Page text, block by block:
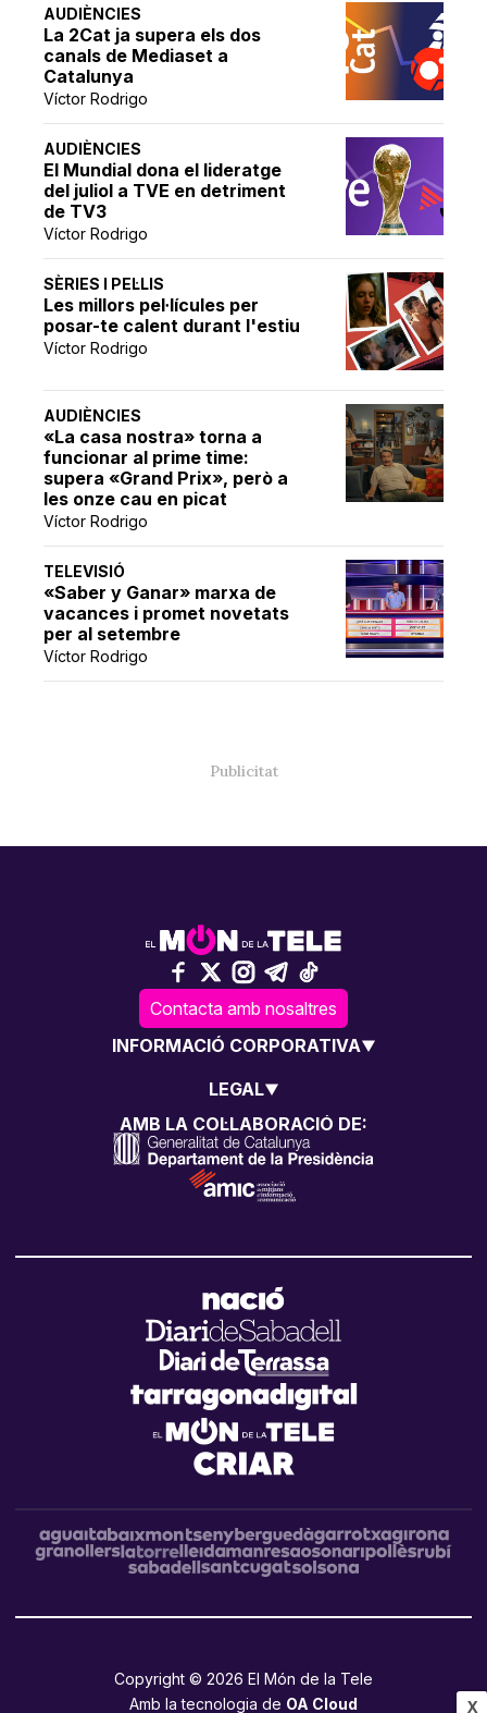
X
AUDIÈNCIES
La 2Cat ja supera els dos
canals de Mediaset a
Catalunya
Víctor Rodrigo
AUDIÈNCIES
El Mundial dona el lideratge
del juliol a TVE en detriment
de TV3
Víctor Rodrigo
SÈRIES I PEL·LIS
Les millors pel·lícules per
posar-te calent durant l'estiu
Víctor Rodrigo
AUDIÈNCIES
«La casa nostra» torna a
funcionar al prime time:
supera «Grand Prix», però a
les onze cau en picat
Víctor Rodrigo
TELEVISIÓ
«Saber y Ganar» marxa de
vacances i promet novetats
per al setembre
Víctor Rodrigo
Contacta amb nosaltres
INFORMACIÓ CORPORATIVA
LEGAL
AMB LA COL·LABORACIÓ DE:
Copyright © 2026 El Món de la Tele
Amb la tecnologia de OA Cloud